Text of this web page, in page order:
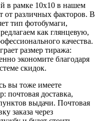
в рамке 10х10 в нашем
от различных факторов. В
тип фотобумаги,
как глянцевую,
качества.
размер тиража:
экономите благодаря
скидок.
вы тоже имеете
почтовая доставка,
выдачи. Почтовая
заказа через